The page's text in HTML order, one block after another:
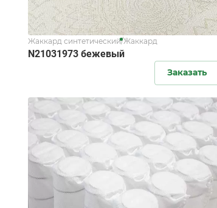
Жаккард синтетический/Жаккард
N21031973 бежевый
Заказать